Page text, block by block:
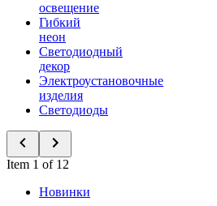
освещение
Гибкий
неон
Светодиодный
декор
Электроустановочные
изделия
Светодиоды
Item 1 of 12
Новинки